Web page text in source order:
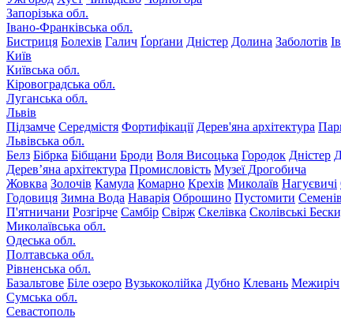
Запорізька обл.
Івано-Франківська обл.
Бистриця Болехів Галич Ґорґани Дністер Долина Заболотів
Київ
Київська обл.
Кіровоградська обл.
Луганська обл.
Львів
Підзамче Середмістя Фортифікації Дерев'яна архітектура
Львівська обл.
Белз Бібрка Бібщани Броди Воля Висоцька Городок Дністер
Дерев’яна архітектура Промисловість Музеї Дрогобича
Жовква Золочів Камула Комарно Крехів Миколаїв Нагуєвичі
Годовиця Зимна Вода Наварія Оброшино Пустомити
П'ятничани Розгірче Самбір Свірж Скелівка Сколівські
Миколаївська обл.
Одеська обл.
Полтавська обл.
Рівненська обл.
Базальтове Біле озеро Вузькоколійка Дубно Клевань Межиріч
Сумська обл.
Севастополь